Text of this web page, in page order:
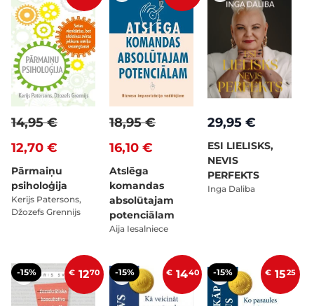
12,70 €
14,95 €
Pārmaiņu
psiholoģija
Kerijs Patersons,
Džozefs Grennijs
16,10 €
18,95 €
Atslēga
komandas
absolūtajam
potenciālam
Aija Iesalniece
29,95 €
ESI LIELISKS,
NEVIS
PERFEKTS
Inga Daliba
-15% € 1270 -15% € 1440 -15% € 1525